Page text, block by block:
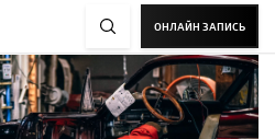
ОНЛАЙН ЗАПИСЬ